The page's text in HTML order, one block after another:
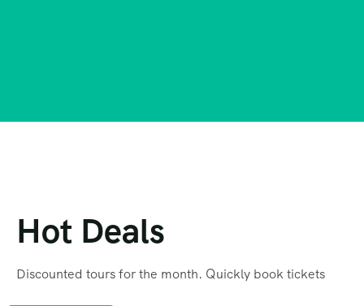
Hot Deals
Discounted tours for the month. Quickly book tickets